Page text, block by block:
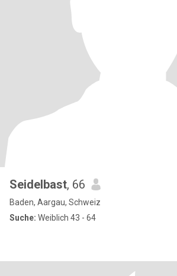
Seidelbast, 66
Baden, Aargau, Schweiz
Suche: Weiblich 43 - 64